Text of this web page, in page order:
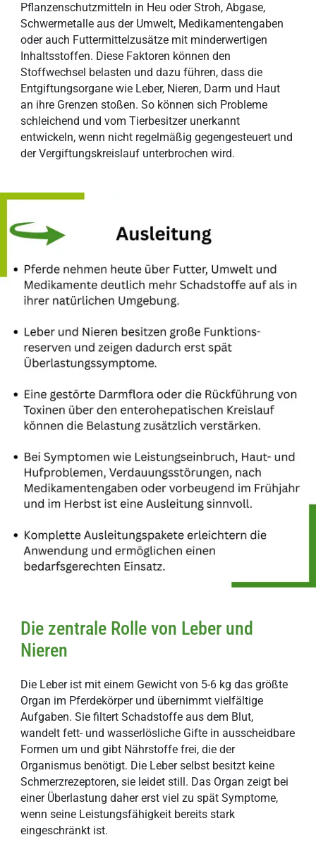
Pflanzenschutzmitteln in Heu oder Stroh, Abgase,
Schwermetalle aus der Umwelt, Medikamentengaben
oder auch Futtermittelzusätze mit minderwertigen
Inhaltsstoffen. Diese Faktoren können den
Stoffwechsel belasten und dazu führen, dass die
Entgiftungsorgane wie Leber, Nieren, Darm und Haut
an ihre Grenzen stoßen. So können sich Probleme
schleichend und vom Tierbesitzer unerkannt
entwickeln, wenn nicht regelmäßig gegengesteuert und
der Vergiftungskreislauf unterbrochen wird.
Die zentrale Rolle von Leber und
Nieren
Die Leber ist mit einem Gewicht von 5-6 kg das größte
Organ im Pferdekörper und übernimmt vielfältige
Aufgaben. Sie filtert Schadstoffe aus dem Blut,
wandelt fett- und wasserlösliche Gifte in ausscheidbare
Formen um und gibt Nährstoffe frei, die der
Organismus benötigt. Die Leber selbst besitzt keine
Schmerzrezeptoren, sie leidet still. Das Organ zeigt bei
einer Überlastung daher erst viel zu spät Symptome,
wenn seine Leistungsfähigkeit bereits stark
eingeschränkt ist.